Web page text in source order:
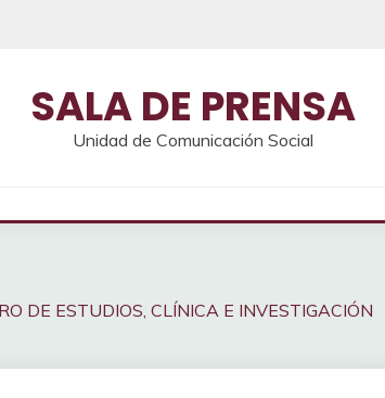
SALA DE PRENSA
Unidad de Comunicación Social
DE ESTUDIOS, CLÍNICA E INVESTIGACIÓN